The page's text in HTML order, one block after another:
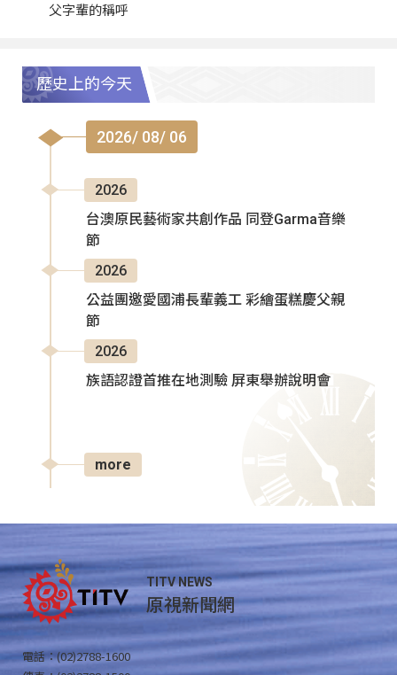
父字輩的稱呼
歷史上的今天
2026/ 08/ 06
2026
台澳原民藝術家共創作品 同登Garma音樂
節
2026
公益團邀愛國浦長輩義工 彩繪蛋糕慶父親
節
2026
族語認證首推在地測驗 屏東舉辦說明會
more
TITV NEWS
原視新聞網
電話：(02)2788-1600